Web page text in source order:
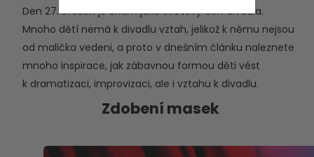
Den 27. březen je znám jako Světový den divadla.
Mnoho dětí nemá k divadlu vztah, jelikož k němu nejsou
od malička vedeni, a proto v dnešním článku naleznete
mnoho inspirace, jak zábavnou formou děti vést
k dramatizaci, improvizaci, ale i vztahu k divadlu.
Zdobení masek